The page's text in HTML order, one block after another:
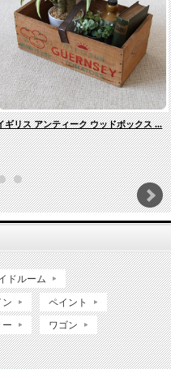
ギリス アンティーク ウッドボックス ...
ドルーム
ン ペイント
ー ワゴン